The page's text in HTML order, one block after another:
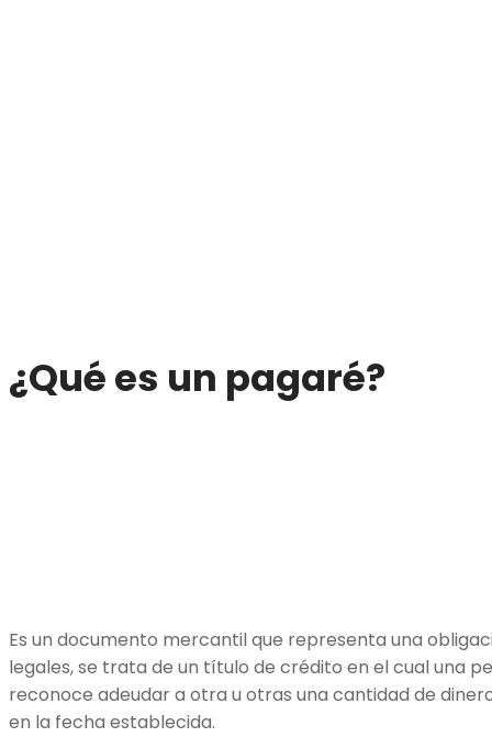
¿Qué es un pagaré?
Es un documento mercantil que representa una
legales, se trata de un título de crédito en el cual una
reconoce adeudar a otra u otras una cantidad de
en la fecha establecida.